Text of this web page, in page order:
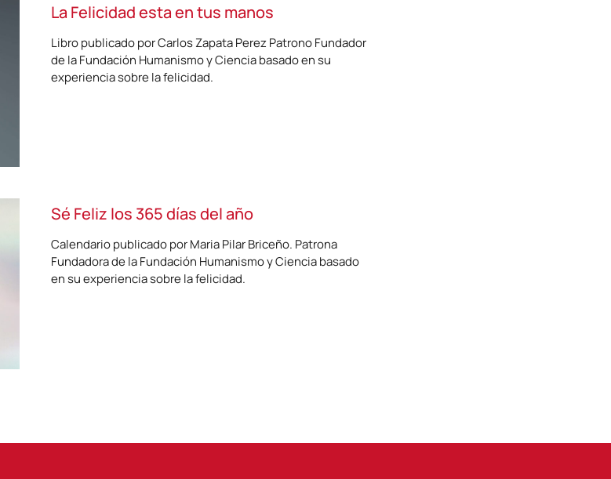
La Felicidad esta en tus manos
Libro publicado por Carlos Zapata Perez Patrono Fundador
de la Fundación Humanismo y Ciencia basado en su
experiencia sobre la felicidad.
Sé Feliz los 365 días del año
Calendario publicado por Maria Pilar Briceño. Patrona
Fundadora de la Fundación Humanismo y Ciencia basado
en su experiencia sobre la felicidad.